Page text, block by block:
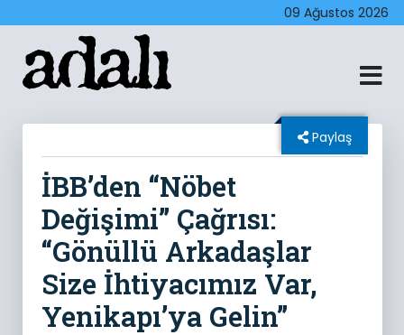
09 Ağustos 2026
Paylaş
İBB’den “Nöbet
Değişimi” Çağrısı:
“Gönüllü Arkadaşlar
Size İhtiyacımız Var,
Yenikapı’ya Gelin”